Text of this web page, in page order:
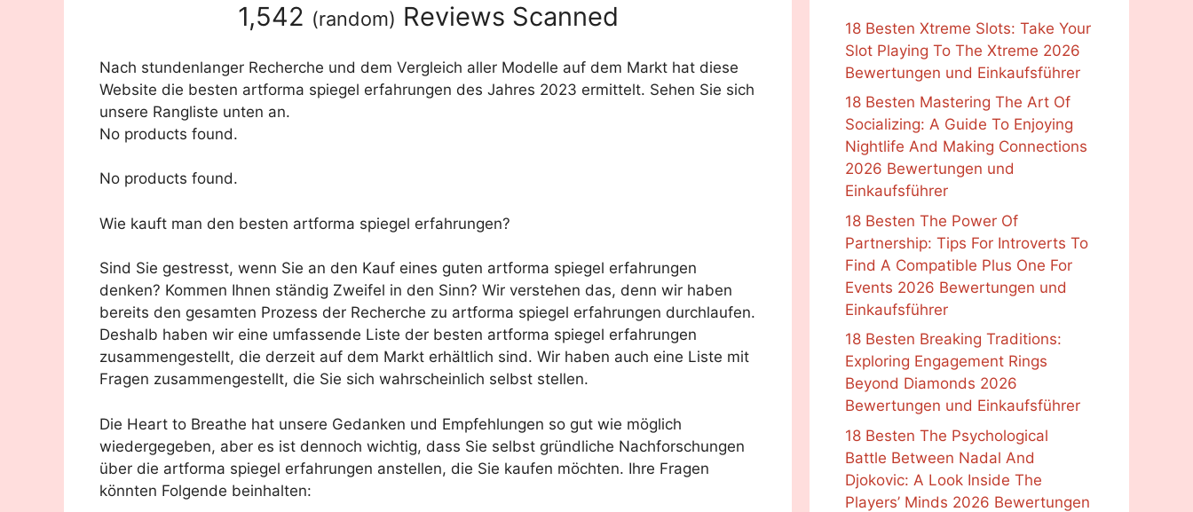
1,542 (random) Reviews Scanned
Nach stundenlanger Recherche und dem Vergleich aller Modelle auf dem Markt hat diese
Website die besten artforma spiegel erfahrungen des Jahres 2023 ermittelt. Sehen Sie sich
unsere Rangliste unten an.
No products found.
No products found.
Wie kauft man den besten artforma spiegel erfahrungen?
Sind Sie gestresst, wenn Sie an den Kauf eines guten artforma spiegel erfahrungen
denken? Kommen Ihnen ständig Zweifel in den Sinn? Wir verstehen das, denn wir haben
bereits den gesamten Prozess der Recherche zu artforma spiegel erfahrungen durchlaufen.
Deshalb haben wir eine umfassende Liste der besten artforma spiegel erfahrungen
zusammengestellt, die derzeit auf dem Markt erhältlich sind. Wir haben auch eine Liste mit
Fragen zusammengestellt, die Sie sich wahrscheinlich selbst stellen.
Die Heart to Breathe hat unsere Gedanken und Empfehlungen so gut wie möglich
wiedergegeben, aber es ist dennoch wichtig, dass Sie selbst gründliche Nachforschungen
über die artforma spiegel erfahrungen anstellen, die Sie kaufen möchten. Ihre Fragen
könnten Folgende beinhalten:
18 Besten Xtreme Slots: Take Your
Slot Playing To The Xtreme 2026
Bewertungen und Einkaufsführer
18 Besten Mastering The Art Of
Socializing: A Guide To Enjoying
Nightlife And Making Connections
2026 Bewertungen und
Einkaufsführer
18 Besten The Power Of
Partnership: Tips For Introverts To
Find A Compatible Plus One For
Events 2026 Bewertungen und
Einkaufsführer
18 Besten Breaking Traditions:
Exploring Engagement Rings
Beyond Diamonds 2026
Bewertungen und Einkaufsführer
18 Besten The Psychological
Battle Between Nadal And
Djokovic: A Look Inside The
Players’ Minds 2026 Bewertungen